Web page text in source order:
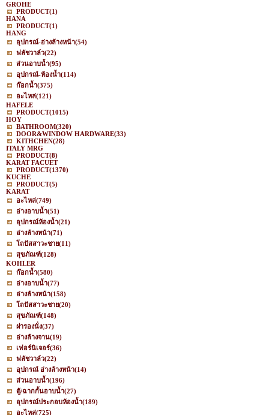
GROHE
PRODUCT(1)
HANA
PRODUCT(1)
HANG
อุปกรณ์-อ่างล้างหน้า(54)
ฟลัชวาล์ว(22)
ส่วนอาบน้ำ(95)
อุปกรณ์-ห้องน้ำ(114)
ก๊อกน้ำ(375)
อะไหล่(121)
HAFELE
PRODUCT(1015)
HOY
BATHROOM(320)
DOOR&WINDOW HARDWARE(33)
KITHCHEN(28)
ITALY MRG
PRODUCT(8)
KARAT FACUET
PRODUCT(1370)
KUCHE
PRODUCT(5)
KARAT
อะไหล่(749)
อ่างอาบน้ำ(51)
อุปกรณ์ห้องน้ำ(21)
อ่างล้างหน้า(71)
โถปัสสาวะชาย(11)
สุขภัณฑ์(128)
KOHLER
ก๊อกน้ำ(580)
อ่างอาบน้ำ(77)
อ่างล้างหน้า(158)
โถปัสสาวะชาย(20)
สุขภัณฑ์(148)
ฝารองนั่ง(37)
อ่างล้างจาน(19)
เฟอร์นิเจอร์(36)
ฟลัชวาล์ว(22)
อุปกรณ์ อ่างล้างหน้า(14)
ส่วนอาบน้ำ(196)
ตู้/ฉากกั้นอาบน้ำ(27)
อุปกรณ์ประกอบห้องน้ำ(189)
อะไหล่(725)